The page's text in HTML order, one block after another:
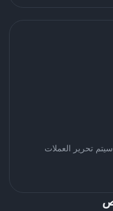
سيتم تحرير العملات